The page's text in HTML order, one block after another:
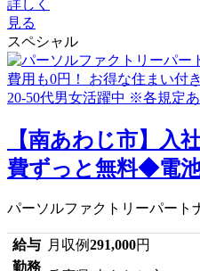
詳しく
見る
スペシャル
【南あわじ市】入
費ずっと無料◆電
パーソルファクトリーパート
給与 月収例291,000円
勤務